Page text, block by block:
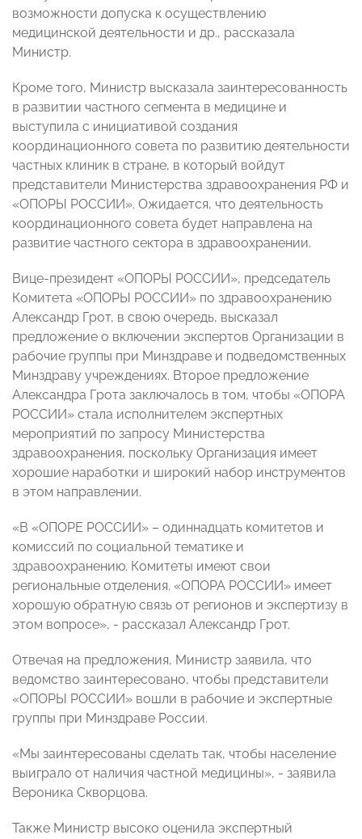
возможности допуска к осуществлению
медицинской деятельности и др., рассказала
Министр.
Кроме того, Министр высказала заинтересованность
в развитии частного сегмента в медицине и
выступила с инициативой создания
координационного совета по развитию деятельности
частных клиник в стране, в который войдут
представители Министерства здравоохранения РФ и
«ОПОРЫ РОССИИ». Ожидается, что деятельность
координационного совета будет направлена на
развитие частного сектора в здравоохранении.
Вице-президент «ОПОРЫ РОССИИ», председатель
Комитета «ОПОРЫ РОССИИ» по здравоохранению
Александр Грот, в свою очередь, высказал
предложение о включении экспертов Организации в
рабочие группы при Минздраве и подведомственных
Минздраву учреждениях. Второе предложение
Александра Грота заключалось в том, чтобы «ОПОРА
РОССИИ» стала исполнителем экспертных
мероприятий по запросу Министерства
здравоохранения, поскольку Организация имеет
хорошие наработки и широкий набор инструментов
в этом направлении.
«В «ОПОРЕ РОССИИ» – одиннадцать комитетов и
комиссий по социальной тематике и
здравоохранению. Комитеты имеют свои
региональные отделения. «ОПОРА РОССИИ» имеет
хорошую обратную связь от регионов и экспертизу в
этом вопросе», - рассказал Александр Грот.
Отвечая на предложения, Министр заявила, что
ведомство заинтересовано, чтобы представители
«ОПОРЫ РОССИИ» вошли в рабочие и экспертные
группы при Минздраве России.
«Мы заинтересованы сделать так, чтобы население
выиграло от наличия частной медицины», - заявила
Вероника Скворцова.
Также Министр высоко оценила экспертный